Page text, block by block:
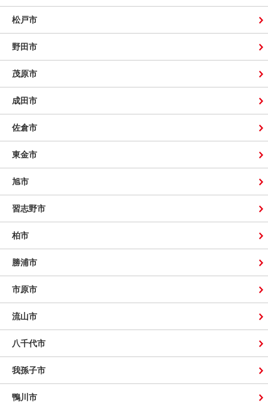
松戸市
野田市
茂原市
成田市
佐倉市
東金市
旭市
習志野市
柏市
勝浦市
市原市
流山市
八千代市
我孫子市
鴨川市